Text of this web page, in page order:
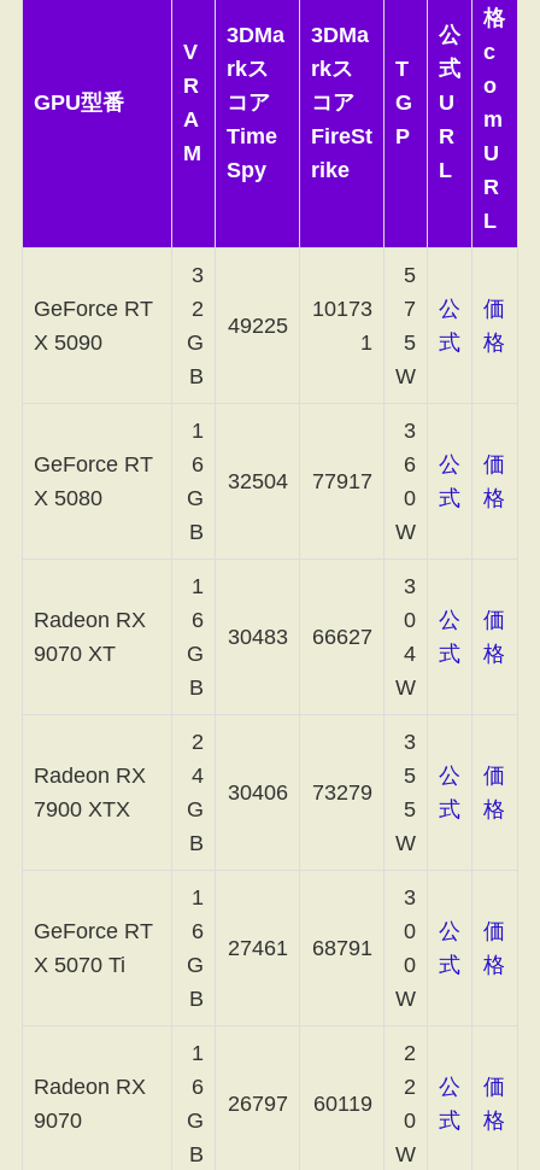
GPU型番
V
R
A
M
3DMa
rkス
コア
Time
Spy
3DMa
rkス
コア
FireSt
rike
T
G
P
公
式
U
R
L
格
c
o
m
U
R
L
GeForce RT
X 5090
3
2
G
B
49225
10173
1
5
7
5
W
公
式
価
格
GeForce RT
X 5080
1
6
G
B
32504 77917
3
6
0
W
公
式
価
格
Radeon RX
9070 XT
1
6
G
B
30483 66627
3
0
4
W
公
式
価
格
Radeon RX
7900 XTX
2
4
G
B
30406 73279
3
5
5
W
公
式
価
格
GeForce RT
X 5070 Ti
1
6
G
B
27461 68791
3
0
0
W
公
式
価
格
Radeon RX
9070
1
6
G
B
26797 60119
2
2
0
W
公
式
価
格